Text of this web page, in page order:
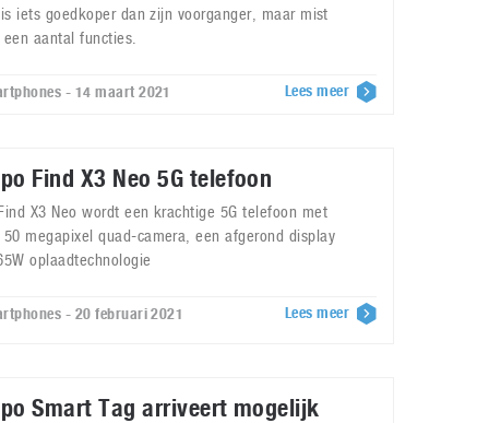
is iets goedkoper dan zijn voorganger, maar mist
aantal functies.
- 14 maart 2021 Lees meer
Find X3 Neo 5G telefoon
X3 Neo wordt een krachtige 5G telefoon met
50 megapixel quad-camera, een afgerond display
oplaadtechnologie
- 20 februari 2021 Lees meer
Smart Tag arriveert mogelijk